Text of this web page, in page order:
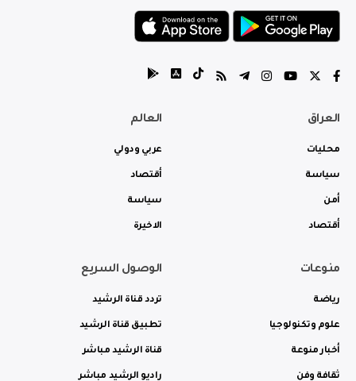
العراق
محليات
سياسة
أمن
أقتصاد
العالم
عربي ودولي
أقتصاد
سياسة
الاخيرة
منوعات
رياضة
علوم وتكنولوجيا
أخبار منوعة
ثقافة وفن
الوصول السريع
تردد قناة الرشيد
تطبيق قناة الرشيد
قناة الرشيد مباشر
راديو الرشيد مباشر